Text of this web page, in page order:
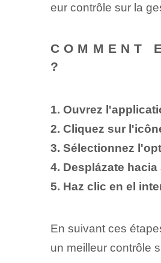
eur contrôle sur la
COMMENT
?
1. Ouvrez
2. Cliquez sur
3. Sélectionnez
4. Desplázate
5. Haz clic en el
En suivant ces
un meilleur contrôle